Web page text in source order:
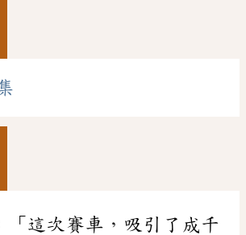
「這次賽車，吸引了成千